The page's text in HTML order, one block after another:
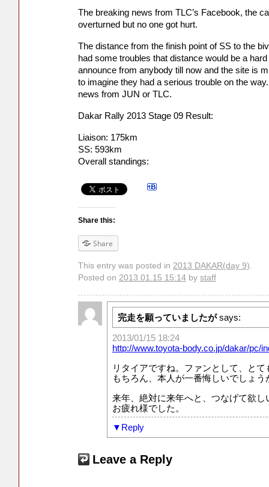
The breaking news from TLC’s Facebook, the
overturned but no one got hurt.
The distance from the finish point of SS to the
had some troubles that distance would be a
announce from anybody till now and the site is
to imagine they had a serious trouble on the
news from JUN or TLC.
Dakar Rally 2013 Stage 09 Result:
Liaison: 175km
SS: 593km
Overall standings:
Share this:
Share
This entry was posted in 2013 DAKAR(day 9)
Posted on 2013.01.15 15:14 by staff
完走を願っていましたが says:
2013/01/15 18:24
http://www.toyota-body.co.jp/dakar/pc/
リタイアですね。ファンとして、とて
もちろん、本人が一番悔しいでしょう
来年、絶対に来年へと、つなげて欲し
お疲れ様でした。
Reply
Leave a Reply